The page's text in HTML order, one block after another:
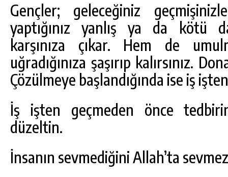
Gençler; geleceğiniz
yaptığınız yanlış ya da kötü
karşınıza çıkar. Hem de
uğradığınıza şaşırıp kalırsınız.
Çözülmeye başlandığında ise iş
İş işten geçmeden önce
düzeltin.
İnsanın sevmediğini Allah’ta